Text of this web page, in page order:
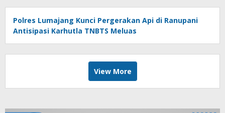
Polres Lumajang Kunci Pergerakan Api di Ranupani
Antisipasi Karhutla TNBTS Meluas
View More